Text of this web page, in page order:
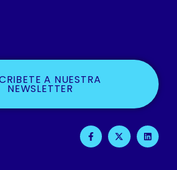
A NUESTRA
NEWSLETTER
F
A
C
X
-
T
L
I
N